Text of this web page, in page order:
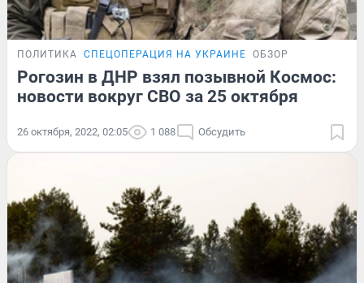
ПОЛИТИКА СПЕЦОПЕРАЦИЯ НА УКРАИНЕ ОБЗОР
Рогозин в ДНР взял позывной Космос:
новости вокруг СВО за 25 октября
26 октября, 2022, 02:05 1 088 Обсудить